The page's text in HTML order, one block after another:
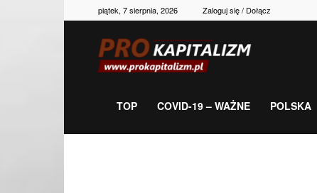
piątek, 7 sierpnia, 2026 Zaloguj się / Dołącz
gospodarka,
TOP COVID-19 – WAŻNE POLSKA